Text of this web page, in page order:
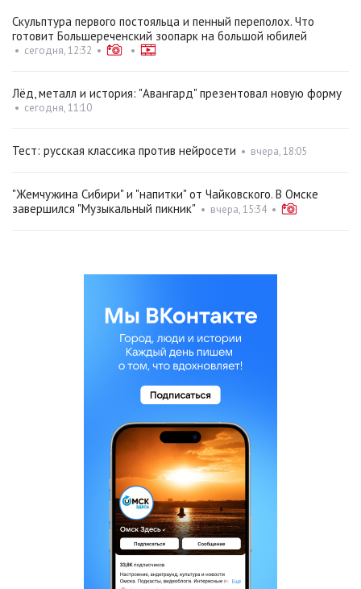
Скульптура первого постояльца и пенный переполох. Что
готовит Большереченский зоопарк на большой юбилей
• сегодня, 12:32 • •
Лёд, металл и история: "Авангард" презентовал новую форму
• сегодня, 11:10
Тест: русская классика против нейросети • вчера, 18:05
"Жемчужина Сибири" и "напитки" от Чайковского. В Омске
завершился "Музыкальный пикник" • вчера, 15:34•